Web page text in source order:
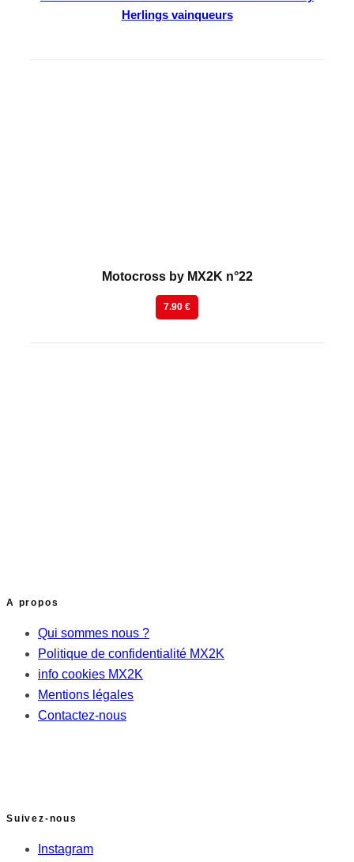
Herlings vainqueurs
Motocross by MX2K n°22
7.90 €
A propos
Qui sommes nous ?
Politique de confidentialité MX2K
info cookies MX2K
Mentions légales
Contactez-nous
Suivez-nous
Instagram